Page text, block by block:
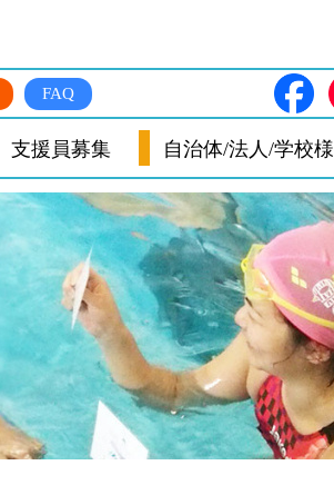
FAQ
支援員募集 自治体/法人/学校様